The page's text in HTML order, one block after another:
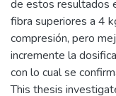
de estos resultados
fibra superiores a 4
compresión, pero
incremente la
con lo cual se
This thesis